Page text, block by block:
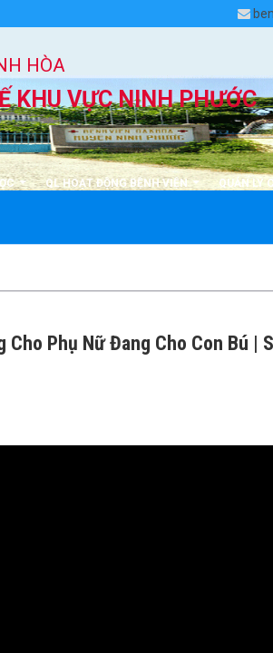
HÒA
KHU VỰC NINH PHƯỚC
QL HOẠT ĐỘNG BỆNH VIỆN QUẢN LÝ
Cho Phụ Nữ Đang Cho Con Bú |